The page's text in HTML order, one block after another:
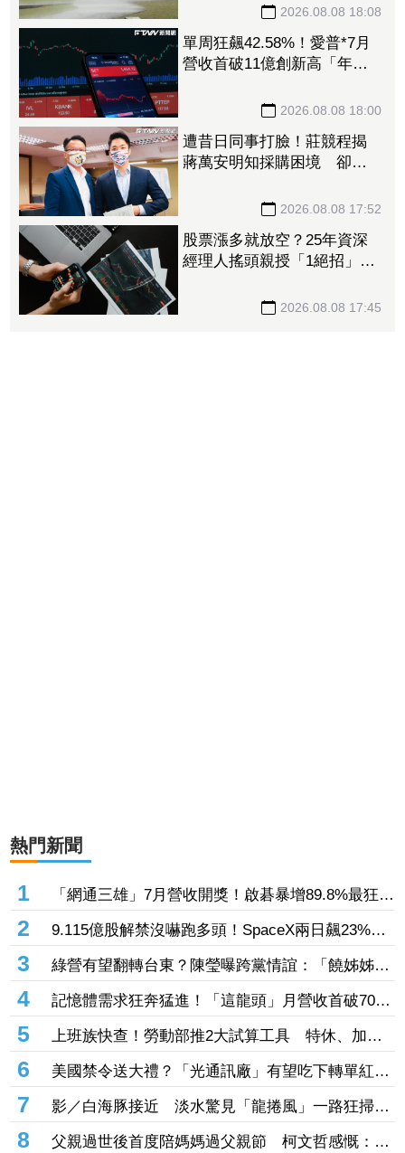
2026.08.08 18:08
單周狂飆42.58%！愛普*7月
營收首破11億創新高「年增
2026.08.08 18:00
遭昔日同事打臉！莊競程揭
蔣萬安明知採購困境 卻仍
2026.08.08 17:52
股票漲多就放空？25年資深
經理人搖頭親授「1絕招」抓
2026.08.08 17:45
熱門新聞
1
「網通三雄」7月營收開獎！啟碁暴增89.8%最狂
這2檔也創同期新高
2
9.115億股解禁沒嚇跑多頭！SpaceX兩日飆23%
離IPO價只差一步
3
綠營有望翻轉台東？陳瑩曝跨黨情誼：「饒姊姊」
曾親授「這職位」
4
記憶體需求狂奔猛進！「這龍頭」月營收首破70億
創新高 前七月年增飆破137%
5
上班族快查！勞動部推2大試算工具 特休、加班
費一鍵算清楚
6
美國禁令送大禮？「光通訊廠」有望吃下轉單紅
利 訂單能見度直達年底
7
影／白海豚接近 淡水驚見「龍捲風」一路狂掃震
撼畫面曝！
8 父親過世後首度陪媽媽過父親節 柯文哲感慨：有